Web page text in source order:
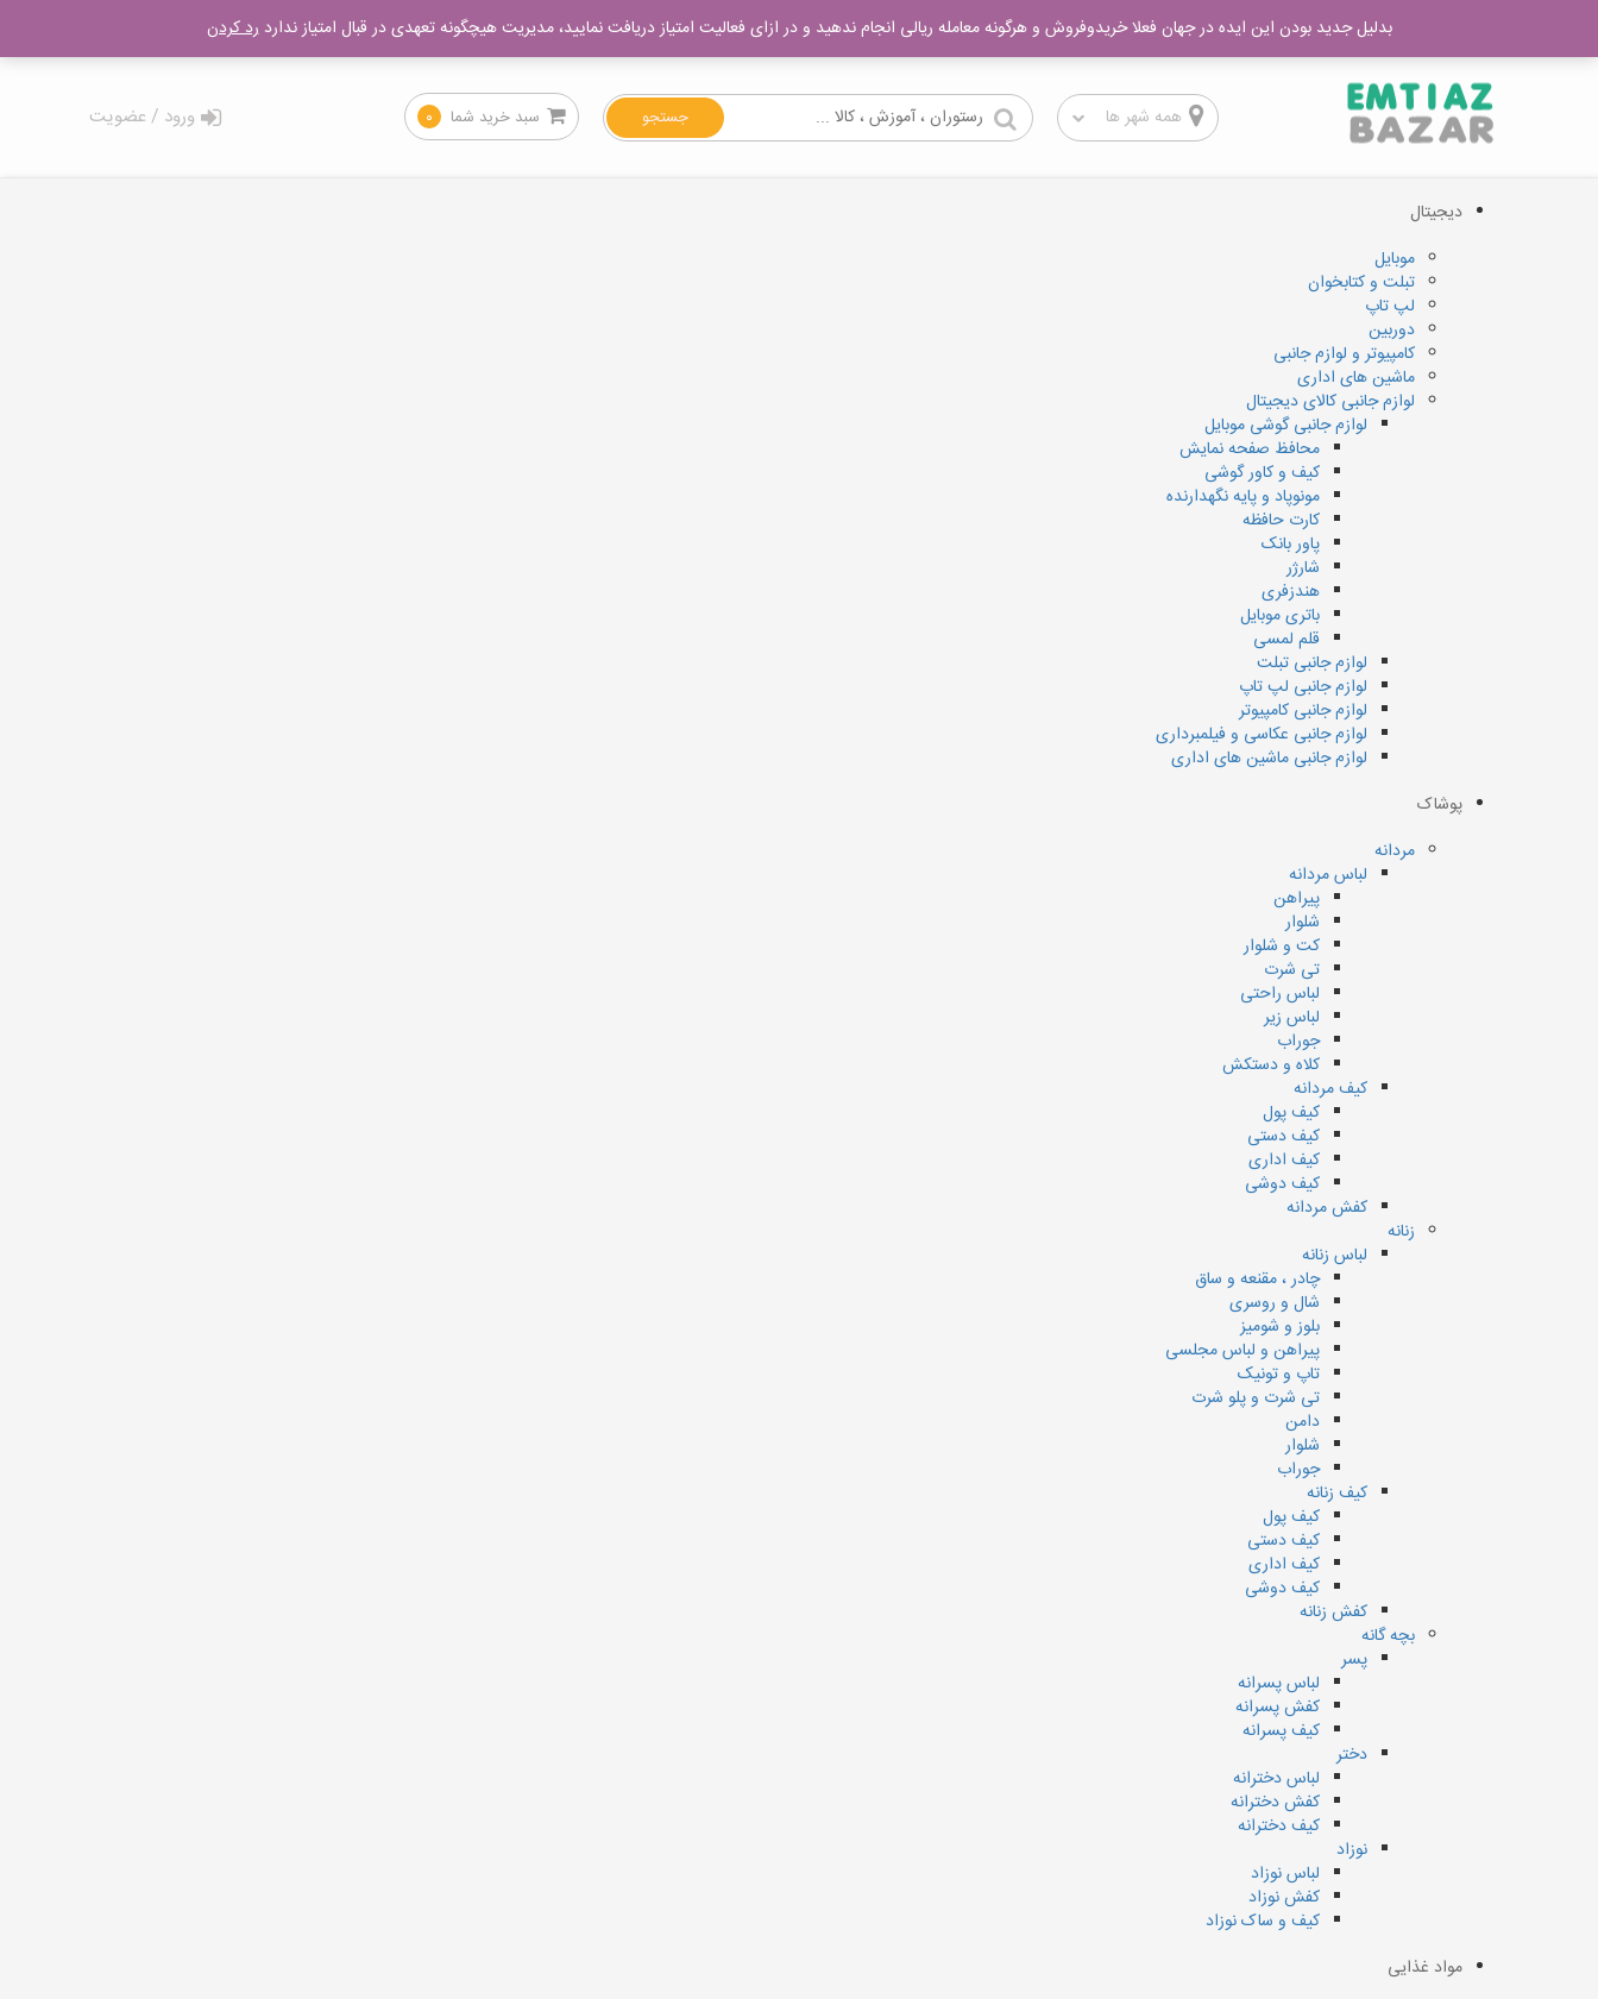
آموزش مفید نحوه خرید نحوه فروش کجا پیدا میشه تماس با ما ۰۲۱-۵۵۶۰۶۵۸۹
ورود / عضویت سبد خرید شما ۰
دیجیتال
موبایل
تبلت و کتابخوان
لپ تاپ
دوربین
کامپیوتر و لوازم جانبی
ماشین های اداری
لوازم جانبی کالای دیجیتال
لوازم جانبی گوشی موبایل
محافظ صفحه نمایش
کیف و کاور گوشی
مونوپاد و پایه نگهدارنده
کارت حافظه
پاور بانک
شارژر
هندزفری
باتری موبایل
قلم لمسی
لوازم جانبی تبلت
لوازم جانبی لپ تاپ
لوازم جانبی کامپیوتر
لوازم جانبی عکاسی و فیلمبرداری
لوازم جانبی ماشین های اداری
پوشاک
مردانه
لباس مردانه
پیراهن
شلوار
کت و شلوار
تی شرت
لباس راحتی
لباس زیر
جوراب
کلاه و دستکش
کیف مردانه
کیف پول
کیف دستی
کیف اداری
کیف دوشی
کفش مردانه
زنانه
لباس زنانه
چادر ، مقنعه و ساق
شال و روسری
بلوز و شومیز
پیراهن و لباس مجلسی
تاپ و تونیک
تی شرت و پلو شرت
دامن
شلوار
جوراب
کیف زنانه
کیف پول
کیف دستی
کیف اداری
کیف دوشی
کفش زنانه
بچه گانه
پسر
لباس پسرانه
کفش پسرانه
کیف پسرانه
دختر
لباس دخترانه
کفش دخترانه
کیف دخترانه
نوزاد
لباس نوزاد
کفش نوزاد
کیف و ساک نوزاد
مواد غذایی
بدلیل جدید بودن این ایده در جهان فعلا خریدوفروش و هرگونه معامله ریالی انجام ندهید و در ازای فعالیت امتیاز دریافت نمایید، مدیریت هیچگونه تعهدی در قبال امتیاز نداردرد کردن